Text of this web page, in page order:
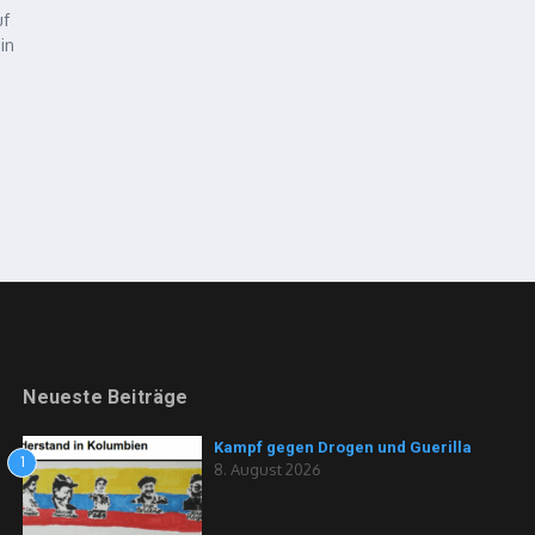
Neueste Beiträge
1
Kampf gegen Drogen und Guerilla
8. August 2026